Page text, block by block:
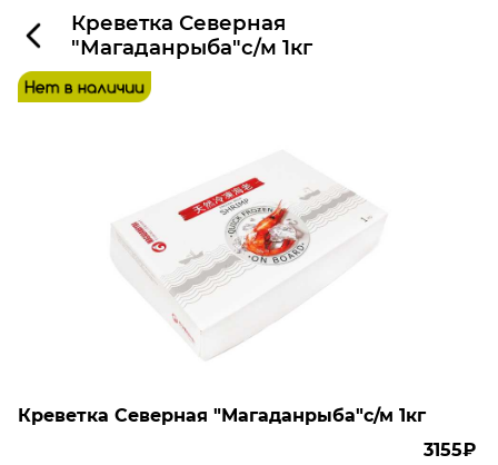
Креветка Северная
"Магаданрыба"с/м 1кг
Креветка Северная "Магаданрыба"с/м 1кг
3155₽